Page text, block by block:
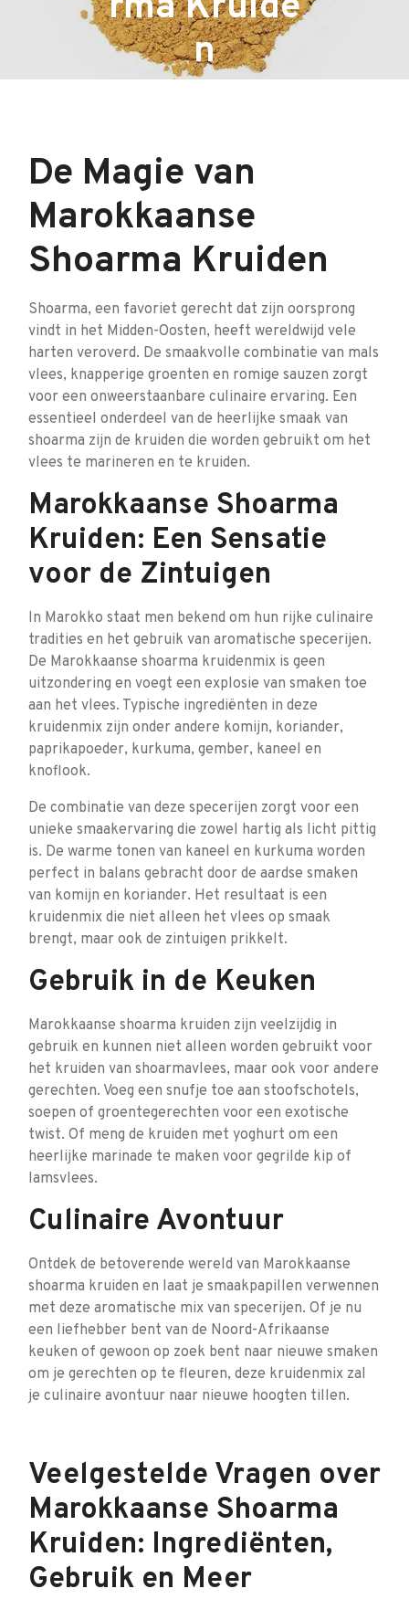
n
De Magie van
Marokkaanse
Shoarma Kruiden
Shoarma, een favoriet gerecht dat zijn oorsprong
vindt in het Midden-Oosten, heeft wereldwijd vele
harten veroverd. De smaakvolle combinatie van mals
vlees, knapperige groenten en romige sauzen zorgt
voor een onweerstaanbare culinaire ervaring. Een
essentieel onderdeel van de heerlijke smaak van
shoarma zijn de kruiden die worden gebruikt om het
vlees te marineren en te kruiden.
Marokkaanse Shoarma
Kruiden: Een Sensatie
voor de Zintuigen
In Marokko staat men bekend om hun rijke culinaire
tradities en het gebruik van aromatische specerijen.
De Marokkaanse shoarma kruidenmix is geen
uitzondering en voegt een explosie van smaken toe
aan het vlees. Typische ingrediënten in deze
kruidenmix zijn onder andere komijn, koriander,
paprikapoeder, kurkuma, gember, kaneel en
knoflook.
De combinatie van deze specerijen zorgt voor een
unieke smaakervaring die zowel hartig als licht pittig
is. De warme tonen van kaneel en kurkuma worden
perfect in balans gebracht door de aardse smaken
van komijn en koriander. Het resultaat is een
kruidenmix die niet alleen het vlees op smaak
brengt, maar ook de zintuigen prikkelt.
Gebruik in de Keuken
Marokkaanse shoarma kruiden zijn veelzijdig in
gebruik en kunnen niet alleen worden gebruikt voor
het kruiden van shoarmavlees, maar ook voor andere
gerechten. Voeg een snufje toe aan stoofschotels,
soepen of groentegerechten voor een exotische
twist. Of meng de kruiden met yoghurt om een
heerlijke marinade te maken voor gegrilde kip of
lamsvlees.
Culinaire Avontuur
Ontdek de betoverende wereld van Marokkaanse
shoarma kruiden en laat je smaakpapillen verwennen
met deze aromatische mix van specerijen. Of je nu
een liefhebber bent van de Noord-Afrikaanse
keuken of gewoon op zoek bent naar nieuwe smaken
om je gerechten op te fleuren, deze kruidenmix zal
je culinaire avontuur naar nieuwe hoogten tillen.
Veelgestelde Vragen over
Marokkaanse Shoarma
Kruiden: Ingrediënten,
Gebruik en Meer